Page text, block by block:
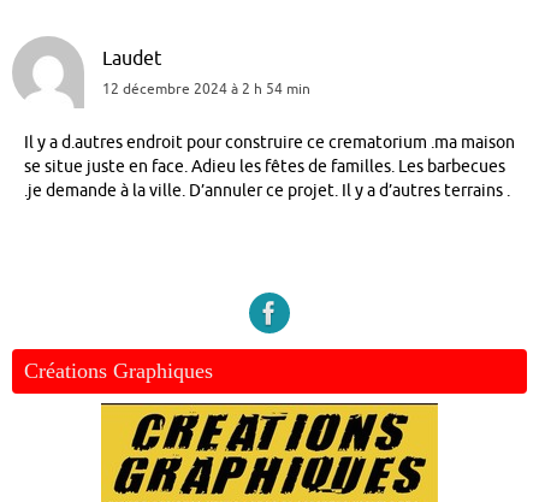
Laudet
12 décembre 2024 à 2 h 54 min
Il y a d.autres endroit pour construire ce crematorium .ma maison
se situe juste en face. Adieu les fêtes de familles. Les barbecues
.je demande à la ville. D’annuler ce projet. Il y a d’autres terrains .
Créations Graphiques